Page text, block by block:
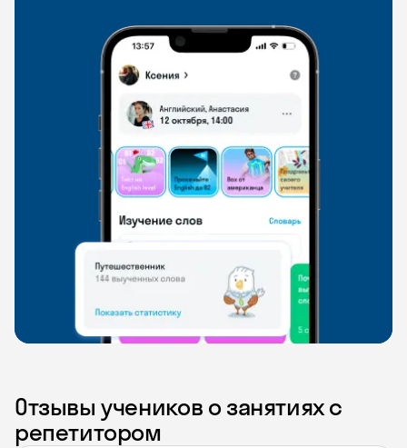
Отзывы учеников о занятиях с
репетитором